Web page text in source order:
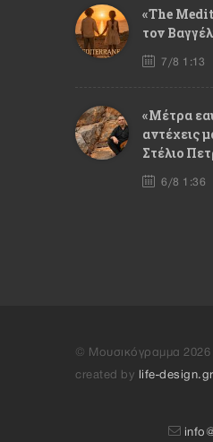
«The
τον
7/8 1:13
«Μέτρα
αντέχεις
Στέλιο
6/8 1:36
© Μουσικόγραμμα 2026
created by life-design.gr